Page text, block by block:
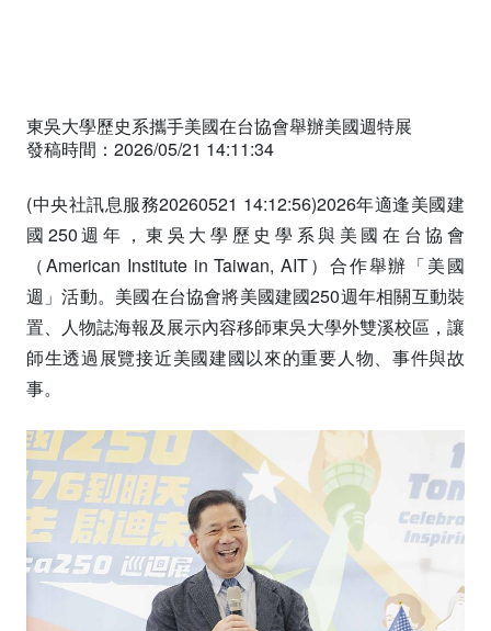
東吳大學歷史系攜手美國在台協會舉辦美國週特展
發稿時間：2026/05/21 14:11:34
(中央社訊息服務20260521 14:12:56)2026年適逢美國建
國250週年，東吳大學歷史學系與美國在台協會
（American Institute in Taiwan, AIT）合作舉辦「美國
週」活動。美國在台協會將美國建國250週年相關互動裝
置、人物誌海報及展示內容移師東吳大學外雙溪校區，讓
師生透過展覽接近美國建國以來的重要人物、事件與故
事。